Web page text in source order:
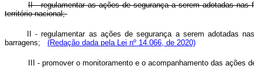
II - regulamentar as ações de segurança a serem adotadas
território nacional;
II - regulamentar as ações de segurança a serem adotadas
barragens; (Redação dada pela Lei nº 14.066, de 2020)
III - promover o monitoramento e o acompanhamento das ações